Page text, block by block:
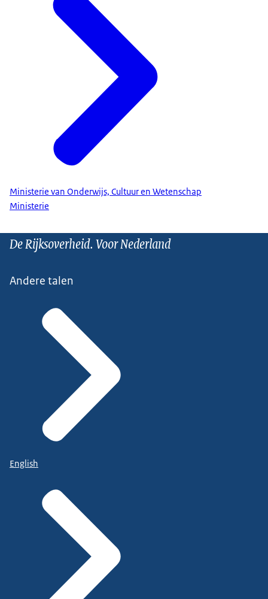
Ministerie van Onderwijs, Cultuur en Wetenschap
Ministerie
De Rijksoverheid. Voor Nederland
Andere talen
English